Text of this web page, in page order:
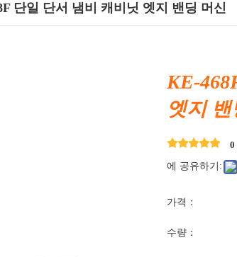
단일 단서 냄비 캐비닛 엣지 밴딩 머신
KE-
엣지
0
에 공유하기:
가격：
수량：